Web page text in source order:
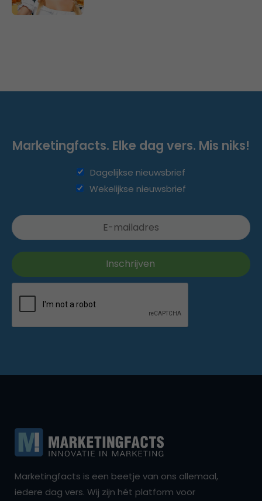
Marketingfacts. Elke dag vers. Mis niks!
Dagelijkse nieuwsbrief
Wekelijkse nieuwsbrief
Marketingfacts is een beetje van ons allemaal,
iedere dag vers. Wij zijn hét platform voor